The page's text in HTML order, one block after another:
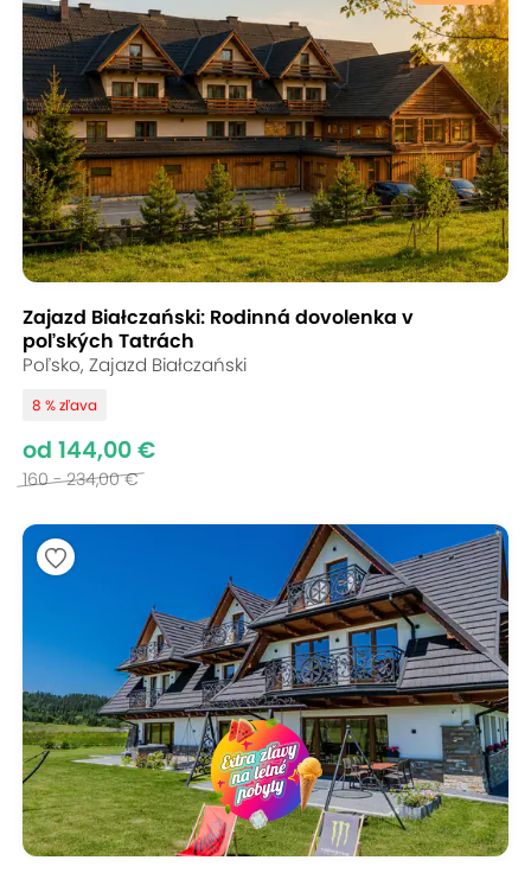
Zajazd Białczański: Rodinná dovolenka v
poľských Tatrách
Poľsko, Zajazd Białczański
8 % zľava
od 144,00 €
160 - 234,00 €